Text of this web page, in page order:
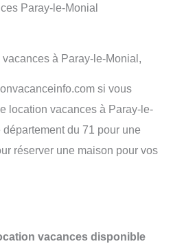
Paray-le-Monial
à Paray-le-Monial,
si vous
location vacances à Paray-le-
du 71 pour une
réserver une maison pour vos
vacances disponible